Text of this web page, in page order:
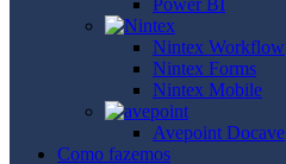
Nintex Workflow
Nintex Forms
Nintex Mobile
Avepoint Docave
Como fazemos